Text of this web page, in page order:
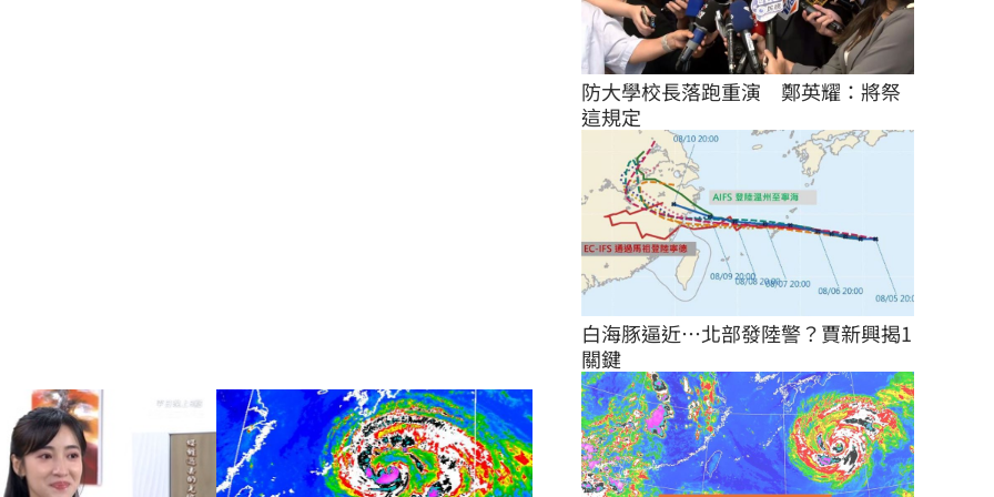
防大學校長落跑重演　鄭英耀：將祭
這規定
白海豚逼近…北部發陸警？賈新興揭1
關鍵